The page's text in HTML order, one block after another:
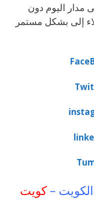
مدار اليوم دون
إلى بشكل مستمر
–كويت